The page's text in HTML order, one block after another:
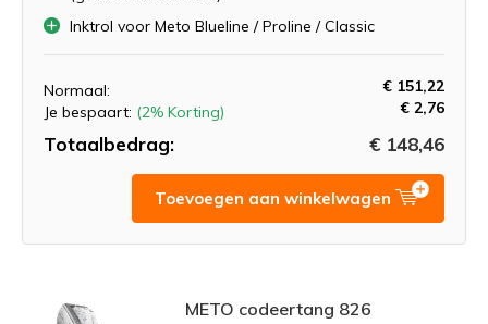
Inktrol voor Meto Blueline / Proline / Classic
Normaal:
€ 151,22
Je bespaart: (2% Korting) € 2,76
Totaalbedrag: € 148,46
Toevoegen aan winkelwagen
METO codeertang 826